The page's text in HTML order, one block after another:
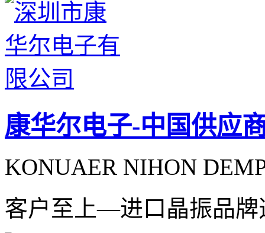
康华尔电子-中国供应
KONUAER NIHON
客户至上—进口晶振品牌